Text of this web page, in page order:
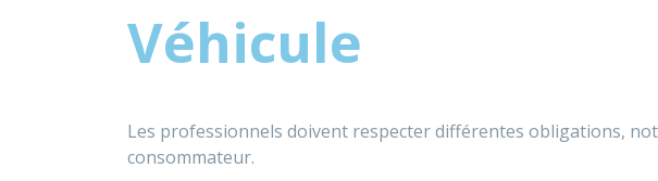
Véhicule
Les professionnels doivent respecter différentes obligations,
consommateur.